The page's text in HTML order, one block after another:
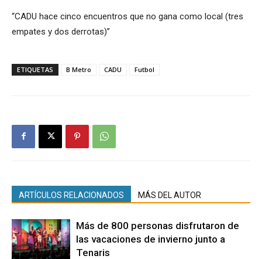
“CADU hace cinco encuentros que no gana como local (tres
empates y dos derrotas)”
ETIQUETAS B Metro CADU Futbol
ARTÍCULOS RELACIONADOS MÁS DEL AUTOR
Más de 800 personas disfrutaron de
las vacaciones de invierno junto a
Tenaris